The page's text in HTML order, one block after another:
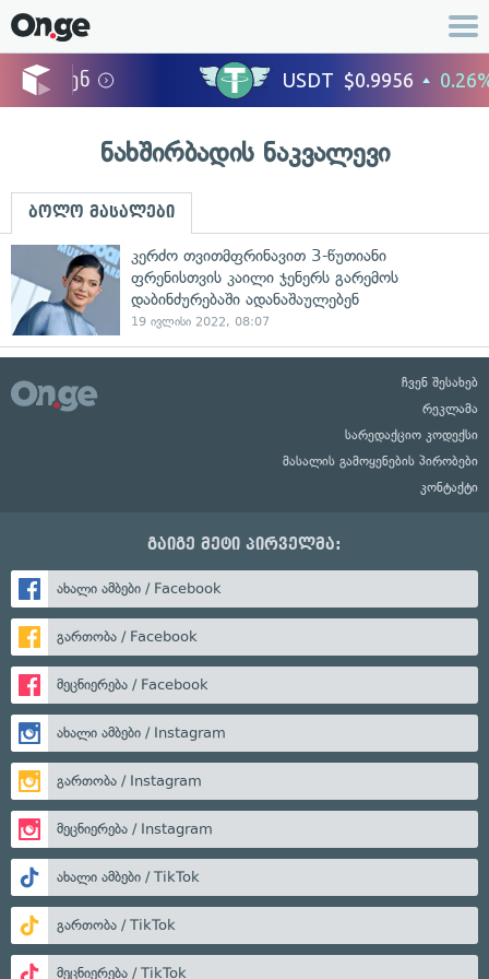
ნახშირბადის ნაკვალევი
ბოლო მასალები
კერძო თვითმფრინავით 3-წუთიანი
ფრენისთვის კაილი ჯენერს გარემოს
დაბინძურებაში ადანაშაულებენ
19 ივლისი 2022, 08:07
ჩვენ შესახებ
რეკლამა
სარედაქციო კოდექსი
მასალის გამოყენების პირობები
კონტაქტი
გაიგე მეტი პირველმა:
ახალი ამბები / Facebook
გართობა / Facebook
მეცნიერება / Facebook
ახალი ამბები / Instagram
გართობა / Instagram
მეცნიერება / Instagram
ახალი ამბები / TikTok
გართობა / TikTok
მეცნიერება / TikTok